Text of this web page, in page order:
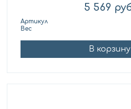
5 569
Артикул
Вес
В корзину